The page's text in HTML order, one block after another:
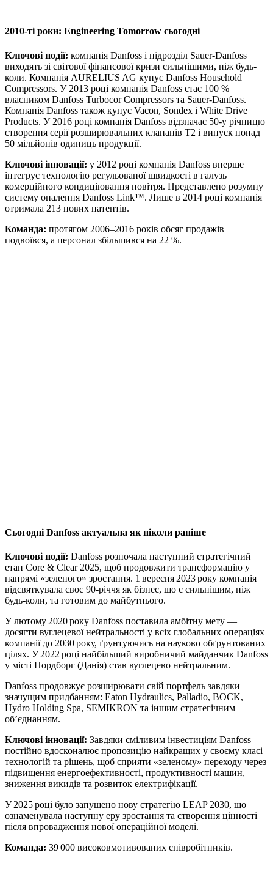
2010-ті роки: Engineering Tomorrow сьогодні
Ключові події: компанія Danfoss і підрозділ Sauer-Danfoss
виходять зі світової фінансової кризи сильнішими, ніж будь-
коли. Компанія AURELIUS AG купує Danfoss Household
Compressors. У 2013 році компанія Danfoss стає 100 %
власником Danfoss Turbocor Compressors та Sauer-Danfoss.
Компанія Danfoss також купує Vacon, Sondex і White Drive
Products. У 2016 році компанія Danfoss відзначає 50-у річницю
створення серії розширювальних клапанів Т2 і випуск понад
50 мільйонів одиниць продукції.
Ключові інновації: у 2012 році компанія Danfoss вперше
інтегрує технологію регульованої швидкості в галузь
комерційного кондиціювання повітря. Представлено розумну
систему опалення Danfoss Link™. Лише в 2014 році компанія
отримала 213 нових патентів.
Команда: протягом 2006–2016 років обсяг продажів
подвоївся, а персонал збільшився на 22 %.
Сьогодні Danfoss актуальна як ніколи раніше
Ключові події: Danfoss розпочала наступний стратегічний
етап Core & Clear 2025, щоб продовжити трансформацію у
напрямі «зеленого» зростання. 1 вересня 2023 року компанія
відсвяткувала своє 90‑річчя як бізнес, що є сильнішим, ніж
будь‑коли, та готовим до майбутнього.
У лютому 2020 року Danfoss поставила амбітну мету —
досягти вуглецевої нейтральності у всіх глобальних операціях
компанії до 2030 року, ґрунтуючись на науково обґрунтованих
цілях. У 2022 році найбільший виробничий майданчик Danfoss
у місті Нордборг (Данія) став вуглецево нейтральним.
Danfoss продовжує розширювати свій портфель завдяки
значущим придбанням: Eaton Hydraulics, Palladio, BOCK,
Hydro Holding Spa, SEMIKRON та іншим стратегічним
об’єднанням.
Ключові інновації: Завдяки сміливим інвестиціям Danfoss
постійно вдосконалює пропозицію найкращих у своєму класі
технологій та рішень, щоб сприяти «зеленому» переходу через
підвищення енергоефективності, продуктивності машин,
зниження викидів та розвиток електрифікації.
У 2025 році було запущено нову стратегію LEAP 2030, що
ознаменувала наступну еру зростання та створення цінності
після впровадження нової операційної моделі.
Команда: 39 000 високовмотивованих співробітників.